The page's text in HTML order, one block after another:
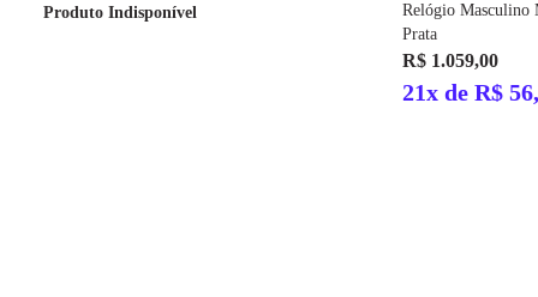
TC Cód.313275 – Chint
Produto Indisponível
Relógio Masculino
Prata
R$ 1.059,00
21x de R$